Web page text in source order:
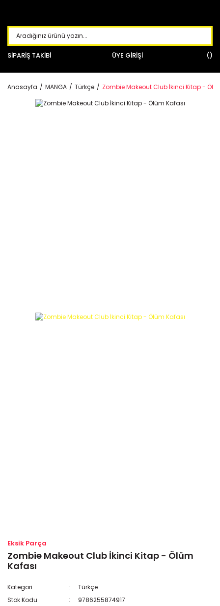
SİPARİŞ TAKİBİ ÜYE GİRİŞİ
Anasayfa MANGA Türkçe Zombie Makeout Club İkinci Kitap -
Eksik Parça
Zombie Makeout Club İkinci Kitap - Ölüm
Kafası
Kategori
Türkçe
Stok Kodu
9786255874917